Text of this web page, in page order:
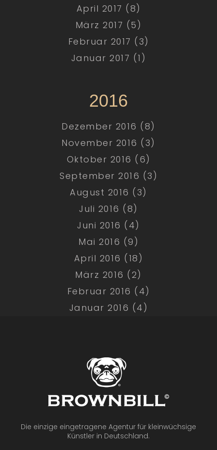
April 2017 (8)
März 2017 (5)
Februar 2017 (3)
Januar 2017 (1)
2016
Dezember 2016 (8)
November 2016 (3)
Oktober 2016 (6)
September 2016 (3)
August 2016 (3)
Juli 2016 (8)
Juni 2016 (4)
Mai 2016 (9)
April 2016 (18)
März 2016 (2)
Februar 2016 (4)
Januar 2016 (4)
Die einzige eingetragene Agentur für kleinwüchsige
Künstler in Deutschland.